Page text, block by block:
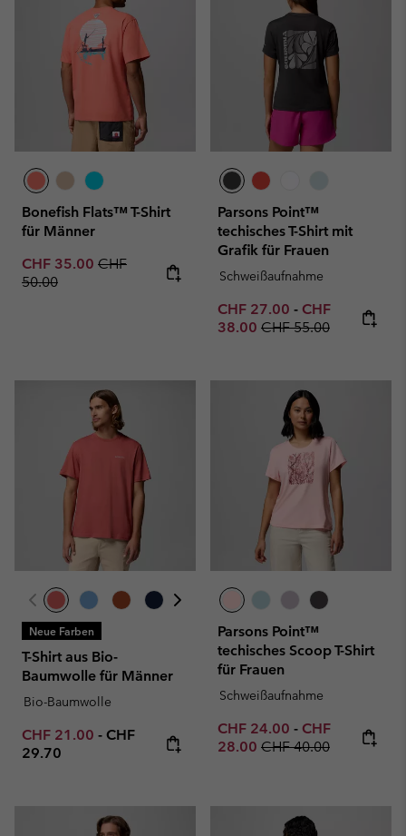
Bonefish Flats™ T-Shirt
für Männer
Sale price:
CHF 35.00 Regular price:
CHF
50.00
Parsons Point™
techisches T-Shirt mit
Grafik für Frauen
Schweißaufnahme
Minimum sale price:
CHF 27.00 - Maximum sale
CHF
38.00 Regular price:
CHF 55.00
Neue Farben
T-Shirt aus Bio-
Baumwolle für Männer
Bio-Baumwolle
Minimum sale price:
CHF 21.00 - Maximum price:
CHF
29.70
Parsons Point™
techisches Scoop T-Shirt
für Frauen
Schweißaufnahme
Minimum sale price:
CHF 24.00 - Maximum sale
CHF
28.00 Regular price:
CHF 40.00